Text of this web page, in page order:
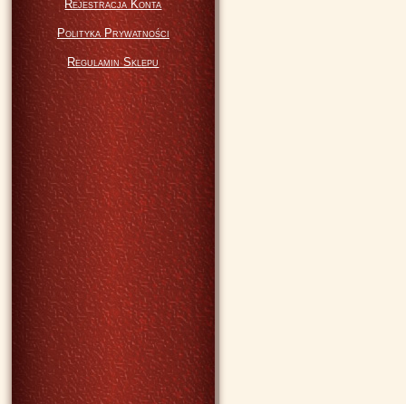
Rejestracja Konta
Polityka Prywatności
Regulamin Sklepu